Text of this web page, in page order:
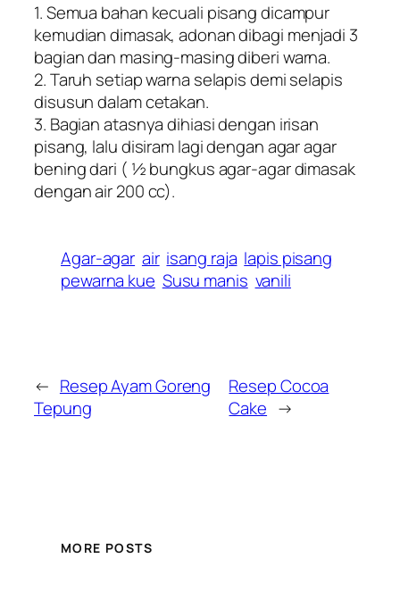
1. Semua bahan kecuali pisang dicampur
kemudian dimasak, adonan dibagi menjadi 3
bagian dan masing-masing diberi warna.
2. Taruh setiap warna selapis demi selapis
disusun dalam cetakan.
3. Bagian atasnya dihiasi dengan irisan
pisang, lalu disiram lagi dengan agar agar
bening dari ( ½ bungkus agar-agar dimasak
dengan air 200 cc).
Agar-agar air isang raja lapis pisang
pewarna kue Susu manis vanili
← Resep Ayam Goreng
Tepung
Resep Cocoa
Cake →
MORE POSTS